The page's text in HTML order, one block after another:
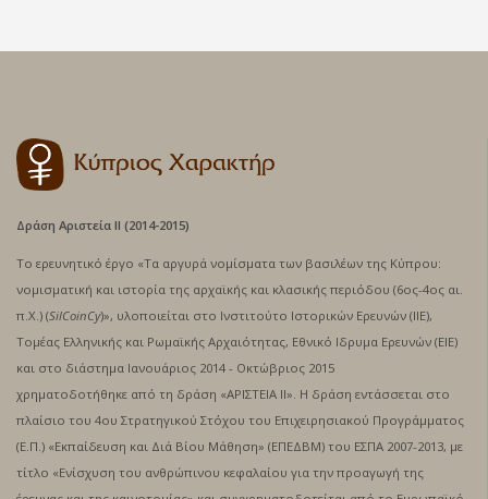
Δράση Αριστεία ΙΙ (2014-2015)
Το ερευνητικό έργο «Τα αργυρά νομίσματα των βασιλέων της Κύπρου:
νομισματική και ιστορία της αρχαϊκής και κλασικής περιόδου (6ος-4ος αι.
π.Χ.) (SilCoinCy)», υλοποιείται στο Ινστιτούτο Ιστορικών Ερευνών (ΙΙΕ),
Τομέας Ελληνικής και Ρωμαϊκής Αρχαιότητας, Εθνικό Ιδρυμα Ερευνών (ΕΙΕ)
και στο διάστημα Ιανουάριος 2014 - Oκτώβριος 2015
χρηματοδοτήθηκε από τη δράση «ΑΡΙΣΤΕΙΑ ΙΙ». Η δράση εντάσσεται στο
πλαίσιο του 4ου Στρατηγικού Στόχου του Επιχειρησιακού Προγράμματος
(Ε.Π.) «Εκπαίδευση και Διά Βίου Μάθηση» (ΕΠΕΔΒΜ) του ΕΣΠΑ 2007-2013, με
τίτλο «Ενίσχυση του ανθρώπινου κεφαλαίου για την προαγωγή της